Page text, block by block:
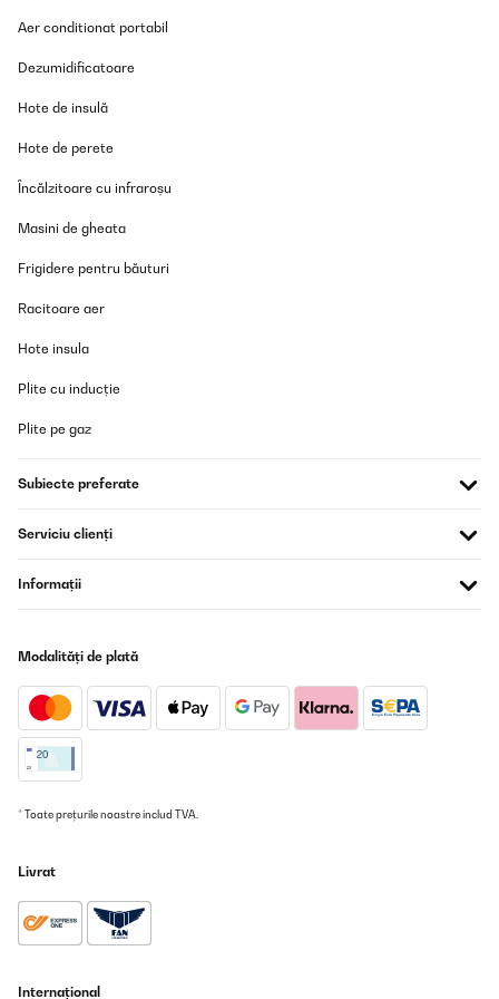
sauber, das Teil sieht gut aus und funktioniert wie's soll. Sogar die
großen 27cm Teller passen gut rein, bisher war immer alles top
02/12/2025
Ottima lavastoviglie, devo solo abituarmi alla disposizione
differente delle posate e delle padelle. Molto capiente, ci stanno
Utente Amazon
VERIFICATĂ REVIZUITĂ
26/11/2025
Gut
Ich nutze den Klarstein Mini-Geschirrspüler als Zusatzgerät in
täglich und hilft mir enorm, Gläser, kleine Teller und Bar-
Aer conditionat portabil
Dezumidificatoare
Hote de insulă
Hote de perete
Încălzitoare cu infraroșu
Masini de gheata
Frigidere pentru băuturi
Racitoare aer
Hote insula
Plite cu inducție
Plite pe gaz
Subiecte preferate
Serviciu clienți
Informații
Modalități de plată
* Toate prețurile noastre includ TVA.
Livrat
Internațional